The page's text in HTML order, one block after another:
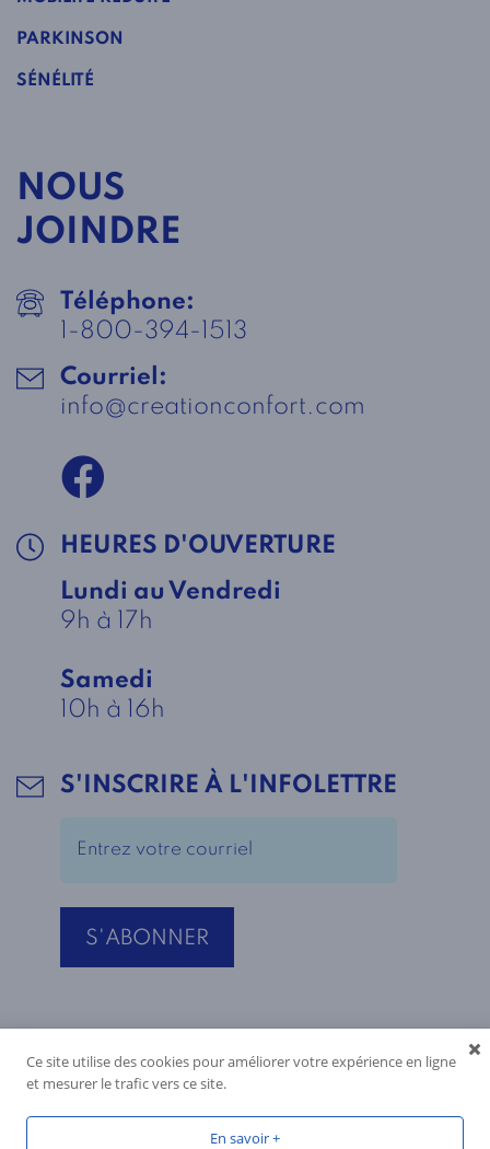
PARKINSON
SÉNÉLITÉ
NOUS
JOINDRE
Téléphone:
1-800-394-1513
Courriel:
info@creationconfort.com
HEURES D'OUVERTURE
Lundi au Vendredi
9h à 17h
Samedi
10h à 16h
S'INSCRIRE À L'INFOLETTRE
Ce site utilise des cookies pour améliorer votre expérience en ligne
et mesurer le trafic vers ce site.
En savoir +